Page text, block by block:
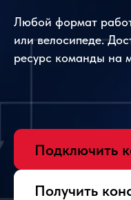
Любой формат
или велосипеде.
ресурс команды на
Подключить
Получить